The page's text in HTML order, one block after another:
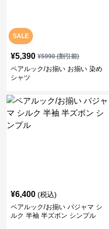
SALE
¥5,390 ¥5990(割引前)
ペアルック/お揃い お揃い 染め
シャツ
¥6,400 (税込)
ペアルック/お揃い パジャマ シ
ルク 半袖 半ズボン シンプル